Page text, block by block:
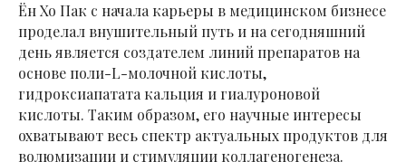
Ён Хо Пак с начала карьеры в медицинском бизнесе
проделал внушительный путь и на сегодняшний
день является создателем линий препаратов на
основе поли-L-молочной кислоты,
гидроксиапатата кальция и гиалуроновой
кислоты. Таким образом, его научные интересы
охватывают весь спектр актуальных продуктов для
волюмизации и стимуляции коллагеногенеза.